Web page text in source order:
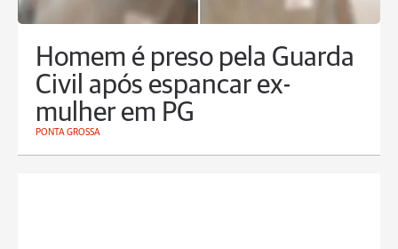
Homem é preso pela Guarda
Civil após espancar ex-
mulher em PG
PONTA GROSSA